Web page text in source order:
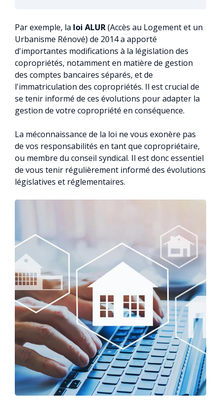
Par exemple, la loi ALUR(Accès au Logement et un
Urbanisme Rénové) de 2014 a apporté
d'importantes modifications à la législation des
copropriétés, notamment en matière de gestion
des comptes bancaires séparés, et de
l'immatriculation des copropriétés. Il est crucial de
se tenir informé de ces évolutions pour adapter la
gestion de votre copropriété en conséquence.
La méconnaissance de la loi ne vous exonère pas
de vos responsabilités en tant que copropriétaire,
ou membre du conseil syndical. Il est donc essentiel
de vous tenir régulièrement informé des évolutions
législatives et réglementaires.